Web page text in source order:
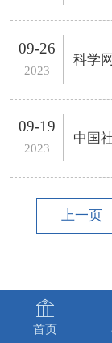
09-26
2023
科学网
09-19
2023
中国
上一页

首页